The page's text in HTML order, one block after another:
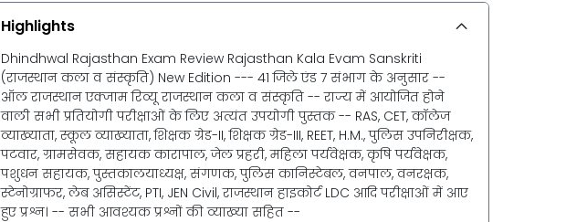
Highlights
Dhindhwal Rajasthan Exam Review Rajasthan Kala Evam Sanskriti
(राजस्थान कला व संस्कृति) New Edition --- 41 जिले एंड 7 संभाग के अनुसार --
ऑल राजस्थान एक्जाम रिव्यू राजस्थान कला व संस्कृति -- राज्य में आयोजित होने
वाली सभी प्रतियोगी परीक्षाओं के लिए अत्यंत उपयोगी पुस्तक -- RAS, CET, कॉलेज
व्याख्याता, स्कूल व्याख्याता, शिक्षक ग्रेड-II, शिक्षक ग्रेड-III, REET, H.M., पुलिस उपनिरीक्षक,
पटवार, ग्रामसेवक, सहायक कारापाल, जेल प्रहरी, महिला पर्यवेक्षक, कृषि पर्यवेक्षक,
पशुधन सहायक, पुस्तकालयाध्यक्ष, संगणक, पुलिस कानिस्टेबल, वनपाल, वनरक्षक,
स्टेनोग्राफर, लेब असिस्टेंट, PTI, JEN Civil, राजस्थान हाइकोर्ट LDC आदि परीक्षाओं में आए
हुए प्रश्न। -- सभी आवश्यक प्रश्नों की व्याख्या सहित --